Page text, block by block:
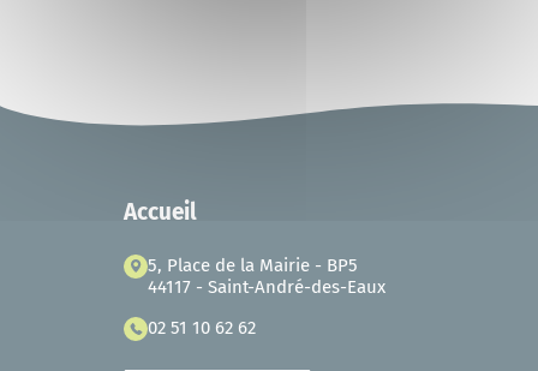
Accueil
5, Place de la Mairie - BP5
44117 - Saint-André-des-Eaux
02 51 10 62 62